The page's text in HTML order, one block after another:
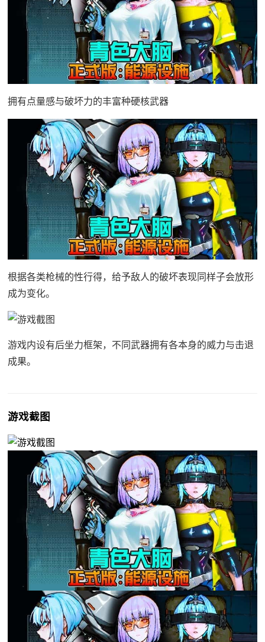
拥有点量感与破坏力的丰富种硬核武器
根据各类枪械的性行得，给予敌人的破坏表现同样子会放形
成为变化。
游戏内设有后坐力框架，不同武器拥有各本身的威力与击退
成果。
游戏截图